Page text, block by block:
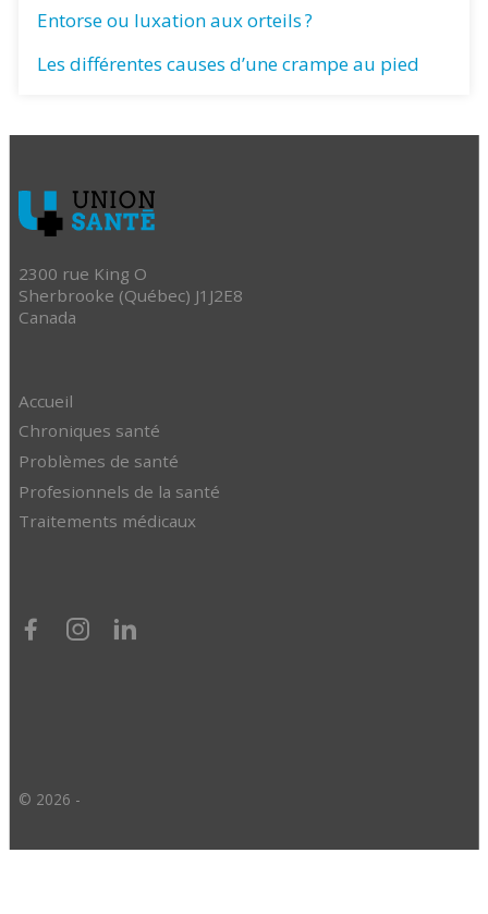
Entorse ou luxation aux orteils ?
Les différentes causes d’une crampe au pied
2300 rue King O
Sherbrooke (Québec) J1J2E8
Canada
Accueil
Chroniques santé
Problèmes de santé
Profesionnels de la santé
Traitements médicaux
© 2026 -